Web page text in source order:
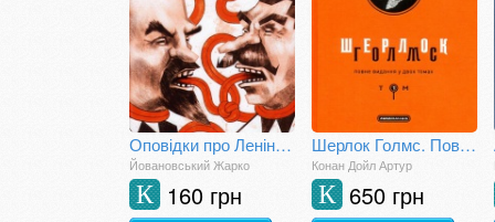
Оповідки про Леніна і Сталіна: практичний посібник з організації революції
Йовановський Жарко
160 грн
К
Шерлок Голмс. Повне видання у двох томах. Том І
Конан Дойл Артур
650 грн
К